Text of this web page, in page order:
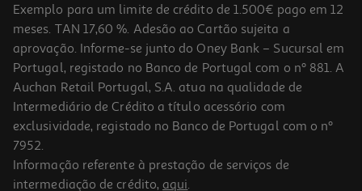
Exemplo para um limite de crédito de 1.500€ pago em 12
meses. TAN 17,60 %. Adesão ao Cartão sujeita a
aprovação. Informe-se junto do Oney Bank – Sucursal em
Portugal, registado no Banco de Portugal com o nº 881. A
Auchan Retail Portugal, S.A. atua na qualidade de
Intermediário de Crédito a título acessório com
exclusividade, registado no Banco de Portugal com o nº
7952.
Informação referente à prestação de serviços de
intermediação de crédito, aqui.